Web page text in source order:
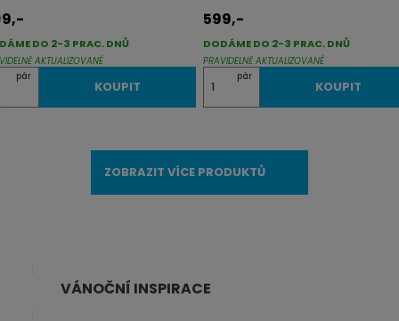
pár
KOUPIT
DO 2-3 PRAC. DNŮ
AKTUALIZOVANÉ
599,-
Z
m
n
i
t
e
pár
KOUPIT
DODÁME DO 2-3 PRAC. DNŮ
PRAVIDELNĚ AKTUALIZOVANÉ
ZOBRAZIT VÍCE PRODUKTŮ
VÁNOČNÍ INSPIRACE